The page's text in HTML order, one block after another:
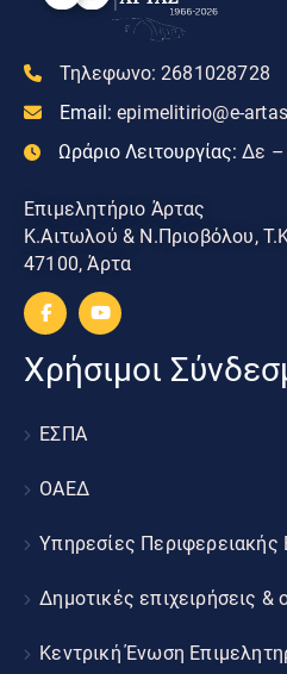
Τηλεφωνο: 2681028728
Email: epimelitirio@e-
Ωράριο Λειτουργίας: Δε –
Επιμελητήριο Άρτας
Κ.Αιτωλού & Ν.Πριοβόλου,
47100, Άρτα
Χρήσιμοι
ΕΣΠΑ
ΟΑΕΔ
Υπηρεσίες Περιφερειακής
Δημοτικές επιχειρήσεις &
Κεντρική Ένωση